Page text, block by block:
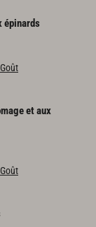
épinards
et aux